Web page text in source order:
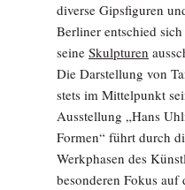
diverse Gipsfiguren
Berliner entschied
seine Skulpturen
Die Darstellung von
stets im Mittelpunkt
Ausstellung „Hans
Formen“ führt durch
Werkphasen des
besonderen Fokus